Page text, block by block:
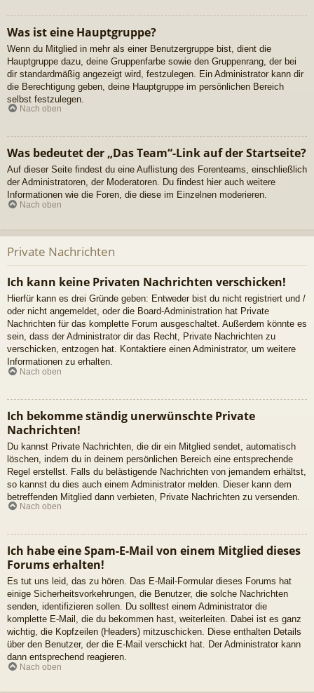
Was ist eine Hauptgruppe?
Wenn du Mitglied in mehr als einer Benutzergruppe bist, dient die
Hauptgruppe dazu, deine Gruppenfarbe sowie den Gruppenrang, der bei
dir standardmäßig angezeigt wird, festzulegen. Ein Administrator kann dir
die Berechtigung geben, deine Hauptgruppe im persönlichen Bereich
selbst festzulegen.
Nach oben
Was bedeutet der „Das Team“-Link auf der Startseite?
Auf dieser Seite findest du eine Auflistung des Forenteams, einschließlich
der Administratoren, der Moderatoren. Du findest hier auch weitere
Informationen wie die Foren, die diese im Einzelnen moderieren.
Nach oben
Private Nachrichten
Ich kann keine Privaten Nachrichten verschicken!
Hierfür kann es drei Gründe geben: Entweder bist du nicht registriert und /
oder nicht angemeldet, oder die Board-Administration hat Private
Nachrichten für das komplette Forum ausgeschaltet. Außerdem könnte es
sein, dass der Administrator dir das Recht, Private Nachrichten zu
verschicken, entzogen hat. Kontaktiere einen Administrator, um weitere
Informationen zu erhalten.
Nach oben
Ich bekomme ständig unerwünschte Private
Nachrichten!
Du kannst Private Nachrichten, die dir ein Mitglied sendet, automatisch
löschen, indem du in deinem persönlichen Bereich eine entsprechende
Regel erstellst. Falls du belästigende Nachrichten von jemandem erhältst,
so kannst du dies auch einem Administrator melden. Dieser kann dem
betreffenden Mitglied dann verbieten, Private Nachrichten zu versenden.
Nach oben
Ich habe eine Spam-E-Mail von einem Mitglied dieses
Forums erhalten!
Es tut uns leid, das zu hören. Das E-Mail-Formular dieses Forums hat
einige Sicherheitsvorkehrungen, die Benutzer, die solche Nachrichten
senden, identifizieren sollen. Du solltest einem Administrator die
komplette E-Mail, die du bekommen hast, weiterleiten. Dabei ist es ganz
wichtig, die Kopfzeilen (Headers) mitzuschicken. Diese enthalten Details
über den Benutzer, der die E-Mail verschickt hat. Der Administrator kann
dann entsprechend reagieren.
Nach oben